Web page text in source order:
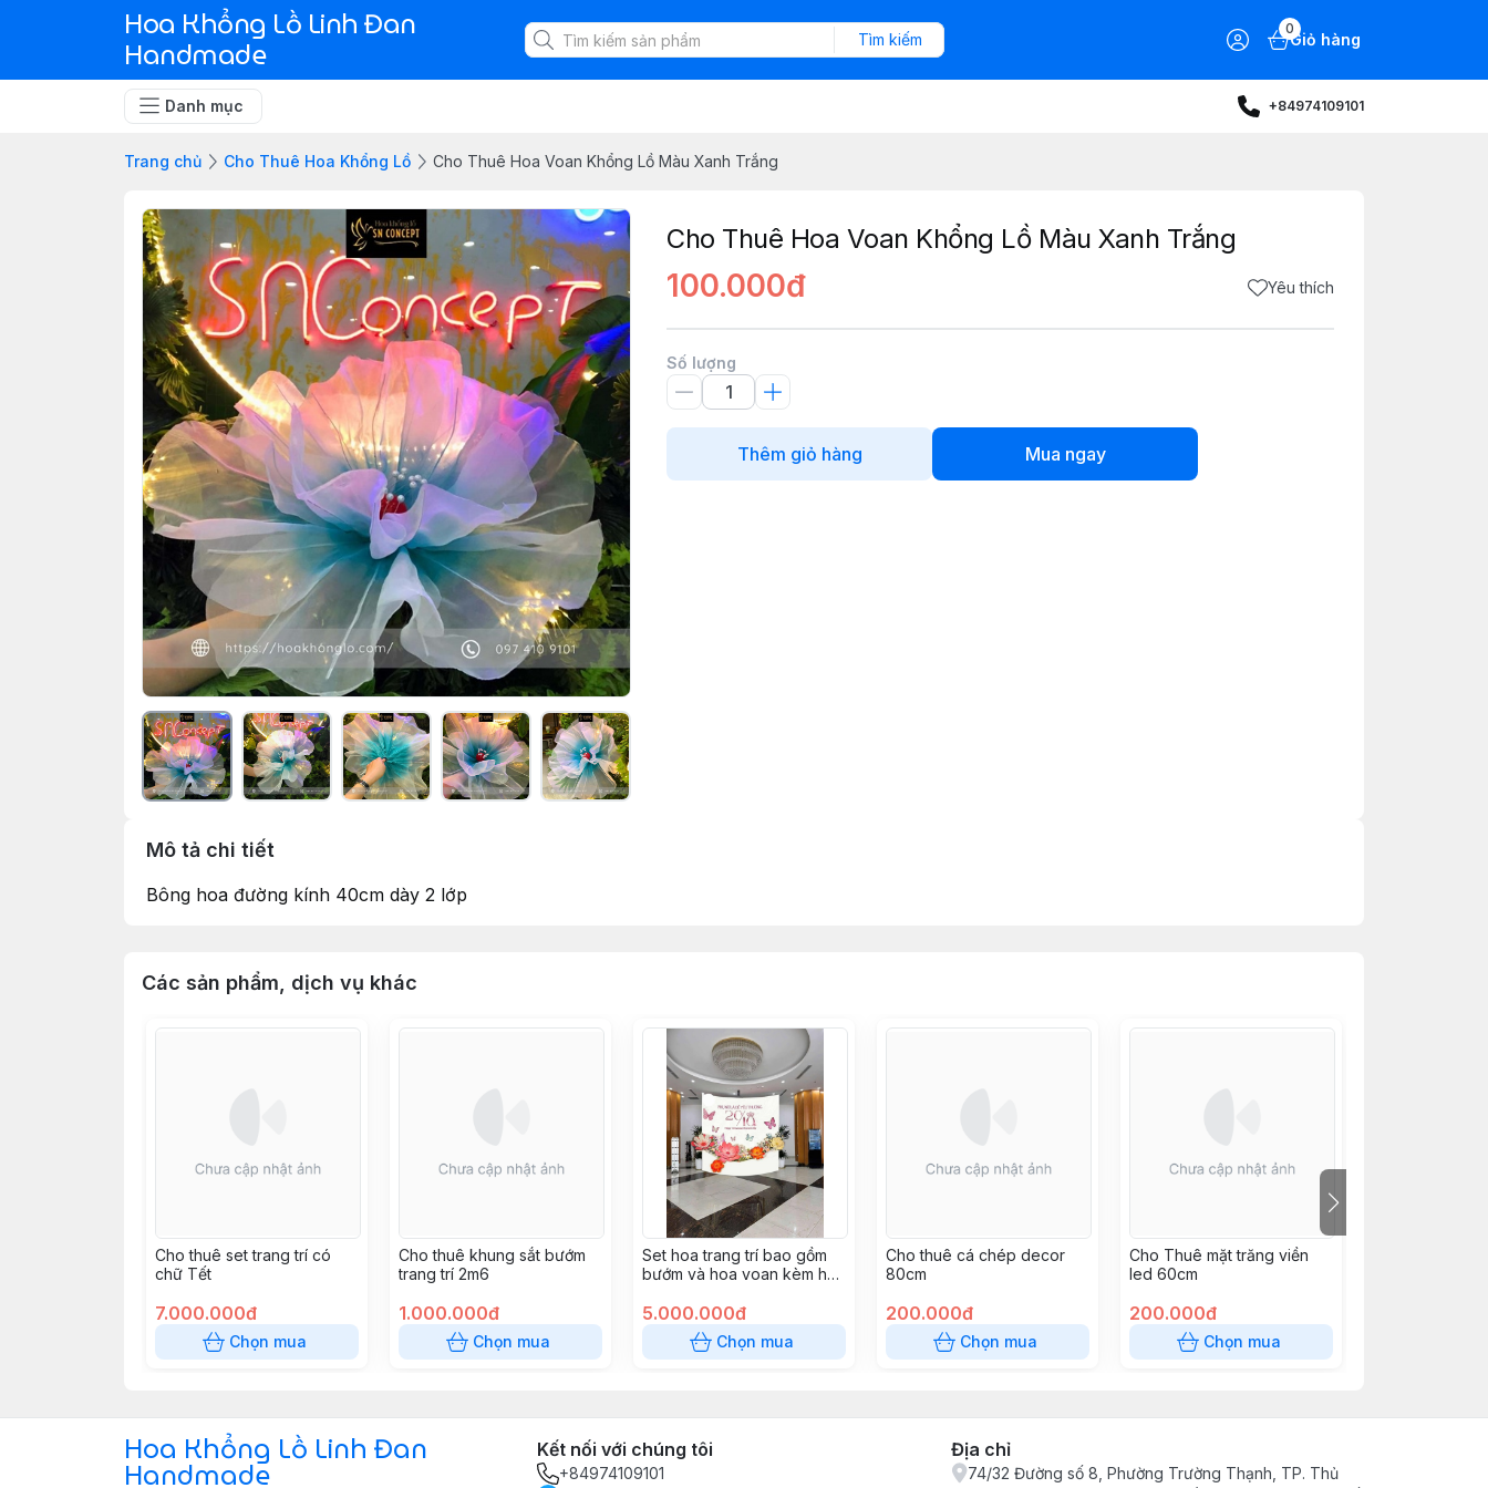
Hoa Khổng Lồ Linh Đan
Handmade Tìm kiếm
0
Giỏ hàng
Danh mục +84974109101
Trang chủ Cho Thuê Hoa Khổng Lồ Cho Thuê Hoa Voan Khổng Lồ Màu Xanh Trắng
Cho Thuê Hoa Voan Khổng Lồ Màu Xanh Trắng
100.000đ Yêu thích
Số lượng
Thêm giỏ hàng Mua ngay
Mô tả chi tiết
Bông hoa đường kính 40cm dày 2 lớp
Các sản phẩm, dịch vụ khác
Cho thuê set trang trí có
chữ Tết
7.000.000đ
Chọn mua
Cho thuê khung sắt bướm
trang trí 2m6
1.000.000đ
Chọn mua
Set hoa trang trí bao gồm
bướm và hoa voan kèm hoa
5.000.000đ
Chọn mua
Cho thuê cá chép decor
80cm
200.000đ
Chọn mua
Cho Thuê mặt trăng viền
led 60cm
200.000đ
Chọn mua
Hoa Khổng Lồ Linh Đan
Handmade
Kết nối với chúng tôi
+84974109101
Địa chỉ
74/32 Đường số 8, Phường Trường Thạnh, TP. Thủ